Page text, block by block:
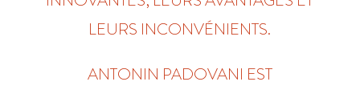
LEURS INCONVÉNIENTS.
ANTONIN PADOVANI EST